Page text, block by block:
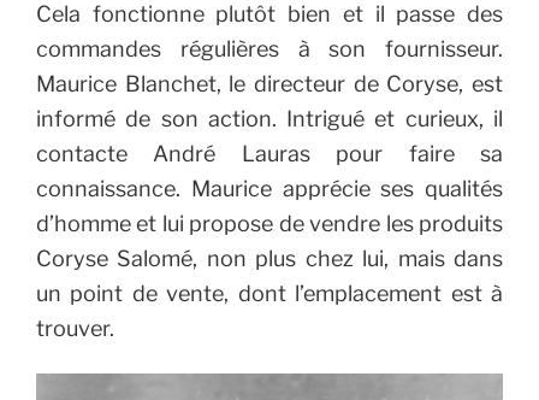
Cela fonctionne plutôt bien et il passe des
commandes régulières à son fournisseur.
Maurice Blanchet, le directeur de Coryse, est
informé de son action. Intrigué et curieux, il
contacte André Lauras pour faire sa
connaissance. Maurice apprécie ses qualités
d’homme et lui propose de vendre les produits
Coryse Salomé, non plus chez lui, mais dans
un point de vente, dont l’emplacement est à
trouver.